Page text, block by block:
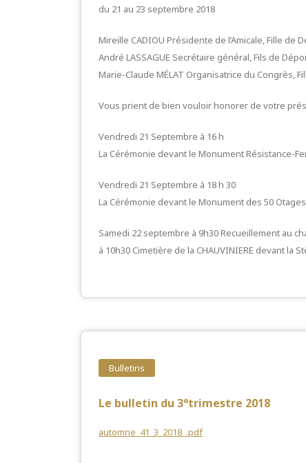
du 21 au 23 septembre 2018
Mireille CADIOU Présidente de l’Amicale, Fille de
André LASSAGUE Secrétaire général, Fils de
Marie-Claude MÉLAT Organisatrice du Congrès,
Vous prient de bien vouloir honorer de votre
Vendredi 21 Septembre à 16 h
La Cérémonie devant le Monument Résistance-
Vendredi 21 Septembre à 18 h 30
La Cérémonie devant le Monument des 50 Otages
Samedi 22 septembre à 9h30 Recueillement au
à 10h30 Cimetière de la CHAUVINIERE devant la
Bulletins
Le bulletin du 3°trimestre 2018
automne_41_3_2018_.pdf